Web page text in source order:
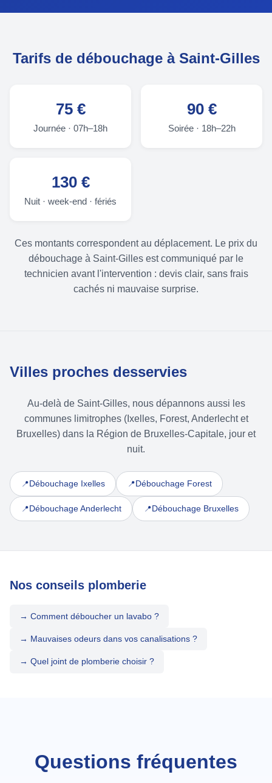
Tarifs de débouchage à Saint-Gilles
75 €
Journée · 07h–18h
90 €
Soirée · 18h–22h
130 €
Nuit · week-end · fériés
Ces montants correspondent au déplacement. Le prix du
débouchage à Saint-Gilles est communiqué par le
technicien avant l'intervention : devis clair, sans frais
cachés ni mauvaise surprise.
Villes proches desservies
Au-delà de Saint-Gilles, nous dépannons aussi les
communes limitrophes (Ixelles, Forest, Anderlecht et
Bruxelles) dans la Région de Bruxelles-Capitale, jour et
nuit.
📍Débouchage Ixelles 📍Débouchage Forest
📍Débouchage Anderlecht 📍Débouchage Bruxelles
Nos conseils plomberie
→ Comment déboucher un lavabo ?
→ Mauvaises odeurs dans vos canalisations ?
→ Quel joint de plomberie choisir ?
Questions fréquentes